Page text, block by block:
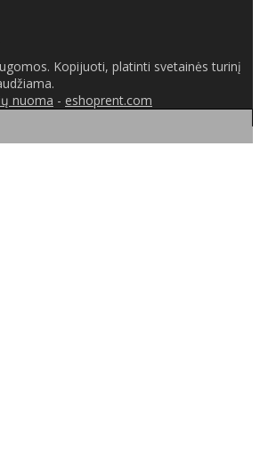
Kopijuoti, platinti svetainės turinį
nuoma - eshoprent.com